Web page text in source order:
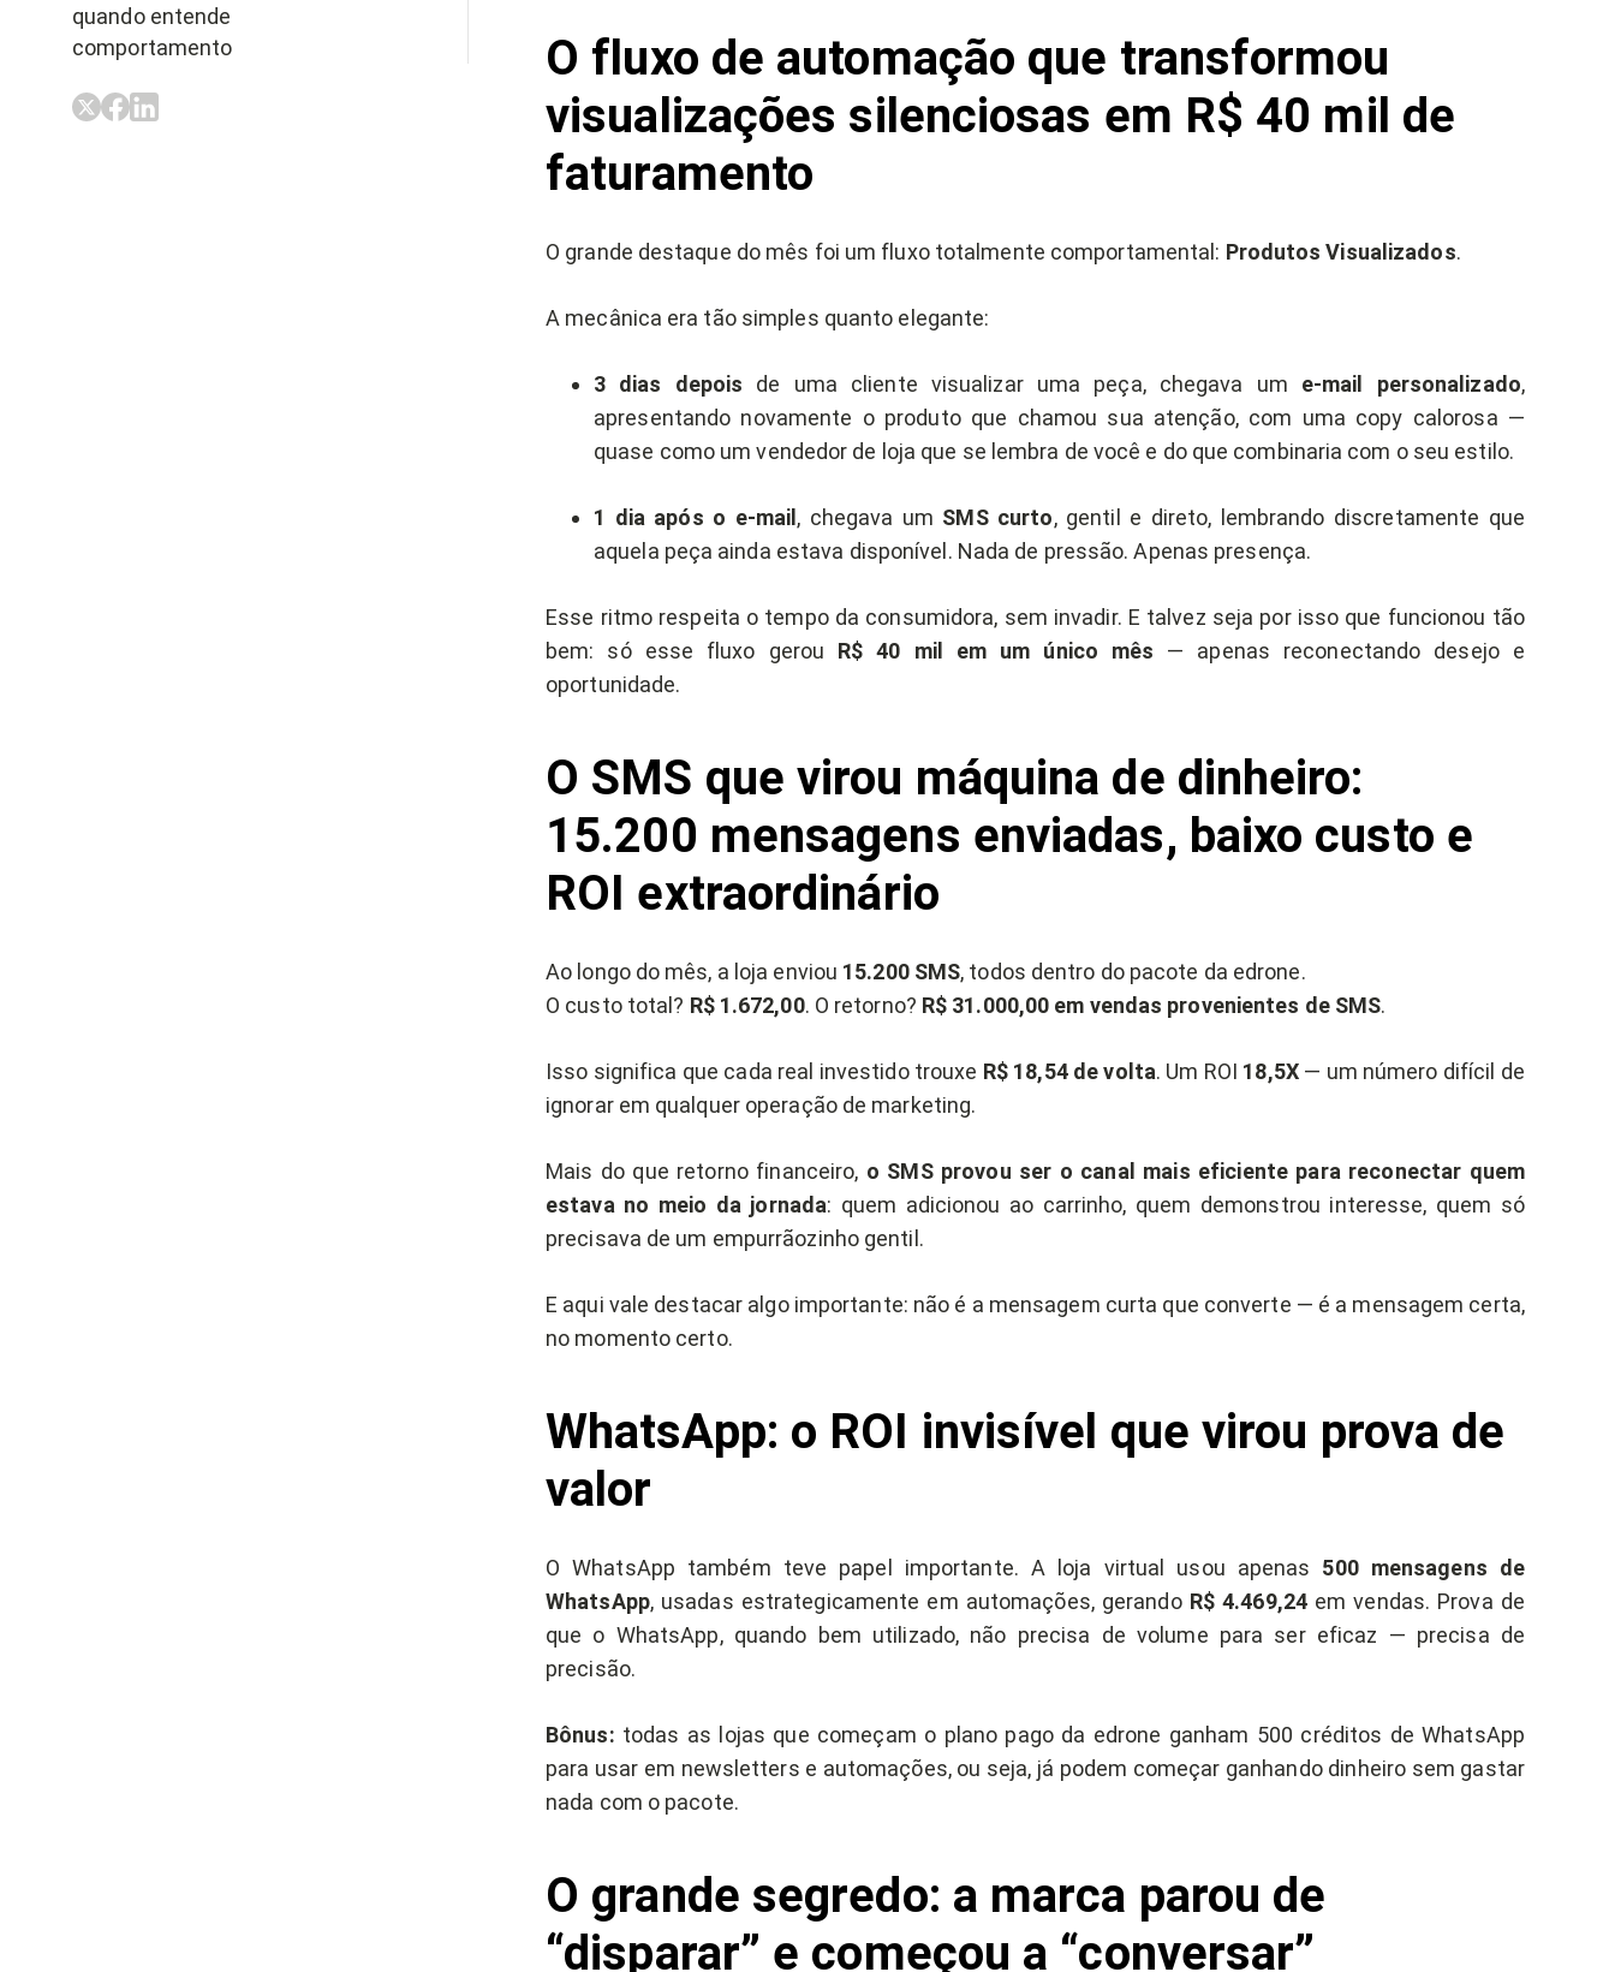
quando entende
comportamento
O fluxo de automação que transformou
visualizações silenciosas em R$ 40 mil de
faturamento
O grande destaque do mês foi um fluxo totalmente comportamental: Produtos Visualizados.
A mecânica era tão simples quanto elegante:
3 dias depois de uma cliente visualizar uma peça, chegava um e-mail personalizado,
apresentando novamente o produto que chamou sua atenção, com uma copy calorosa —
quase como um vendedor de loja que se lembra de você e do que combinaria com o seu estilo.
1 dia após o e-mail , chegava um SMS curto, gentil e direto, lembrando discretamente que
aquela peça ainda estava disponível. Nada de pressão. Apenas presença.
Esse ritmo respeita o tempo da consumidora, sem invadir. E talvez seja por isso que funcionou tão
bem: só esse fluxo gerou R$ 40 mil em um único mês — apenas reconectando desejo e
oportunidade.
O SMS que virou máquina de dinheiro:
15.200 mensagens enviadas, baixo custo e
ROI extraordinário
Ao longo do mês, a loja enviou 15.200 SMS, todos dentro do pacote da edrone.
O custo total? R$ 1.672,00. O retorno? R$ 31.000,00 em vendas provenientes de SMS.
Isso significa que cada real investido trouxe R$ 18,54 de volta. Um ROI 18,5X— um número difícil de
ignorar em qualquer operação de marketing.
Mais do que retorno financeiro, o SMS provou ser o canal mais eficiente para reconectar quem
estava no meio da jornada: quem adicionou ao carrinho, quem demonstrou interesse, quem só
precisava de um empurrãozinho gentil.
E aqui vale destacar algo importante: não é a mensagem curta que converte — é a mensagem certa,
no momento certo.
WhatsApp: o ROI invisível que virou prova de
valor
O WhatsApp também teve papel importante. A loja virtual usou apenas 500 mensagens de
WhatsApp, usadas estrategicamente em automações, gerando R$ 4.469,24em vendas. Prova de
que o WhatsApp, quando bem utilizado, não precisa de volume para ser eficaz — precisa de
precisão.
Bônus: todas as lojas que começam o plano pago da edrone ganham 500 créditos de WhatsApp
para usar em newsletters e automações, ou seja, já podem começar ganhando dinheiro sem gastar
nada com o pacote.
O grande segredo: a marca parou de
“disparar” e começou a “conversar”